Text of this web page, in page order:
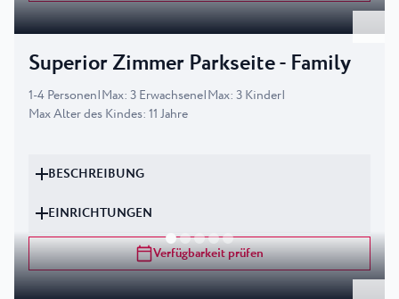
Superior Zimmer Parkseite - Family
1-4 Personen|Max: 3 Erwachsene|Max: 3 Kinder|
Max Alter des Kindes: 11 Jahre
BESCHREIBUNG
EINRICHTUNGEN
Verfügbarkeit prüfen